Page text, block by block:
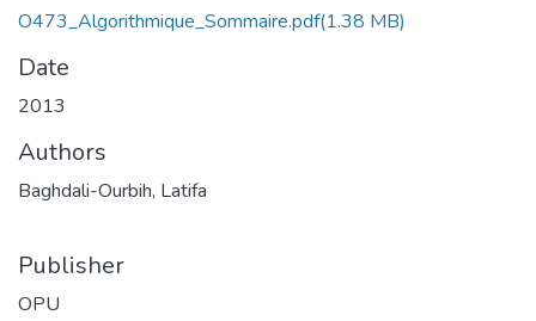
O473_Algorithmique_Sommaire.pdf(1.38 MB)
Date
2013
Authors
Baghdali-Ourbih, Latifa
Publisher
OPU